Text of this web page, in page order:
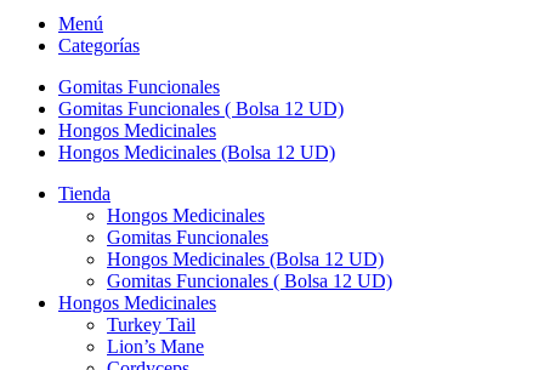
Menú
Categorías
Gomitas Funcionales
Gomitas Funcionales ( Bolsa 12 UD)
Hongos Medicinales
Hongos Medicinales (Bolsa 12 UD)
Tienda
Hongos Medicinales
Gomitas Funcionales
Hongos Medicinales (Bolsa 12 UD)
Gomitas Funcionales ( Bolsa 12 UD)
Hongos Medicinales
Turkey Tail
Lion’s Mane